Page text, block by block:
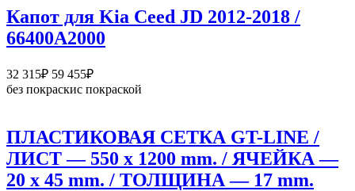
12
650₽
Капот для Kia Ceed JD 2012-2018 /
66400А2000
32 315₽ 59 455₽Диапазон
цен:
–
59
455₽
без покраскис покраской
ПЛАСТИКОВАЯ СЕТКА GT-LINE /
ЛИСТ — 550 х 1200 mm. / ЯЧЕЙКА —
20 х 45 mm. / ТОЛЩИНА — 17 mm.